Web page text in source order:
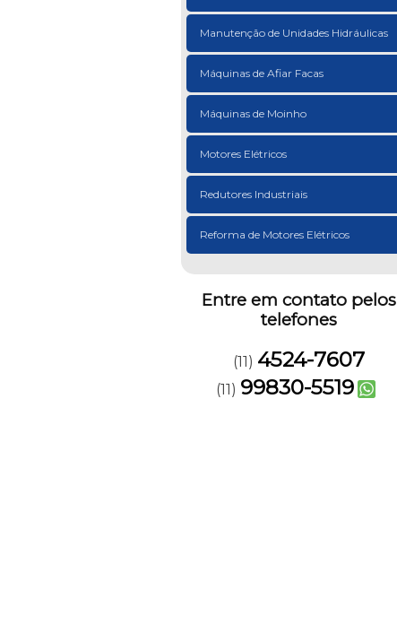
Manutenção de Unidades Hidráulicas
Máquinas de Afiar Facas
Máquinas de Moinho
Motores Elétricos
Redutores Industriais
Reforma de Motores Elétricos
Entre em contato pelos
telefones
(11) 4524-7607
(11) 99830-5519